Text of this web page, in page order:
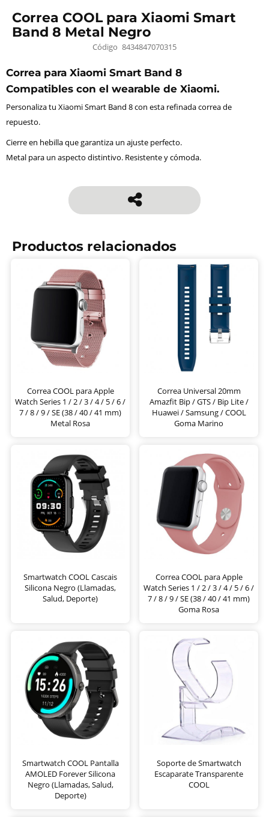
Correa COOL para Xiaomi Smart
Band 8 Metal Negro
Código 8434847070315
Correa para Xiaomi Smart Band 8
Compatibles con el wearable de Xiaomi.
Personaliza tu Xiaomi Smart Band 8 con esta refinada correa de
repuesto.
Cierre en hebilla que garantiza un ajuste perfecto.
Metal para un aspecto distintivo. Resistente y cómoda.
Productos relacionados
Correa COOL para Apple
Watch Series 1 / 2 / 3 / 4 / 5 / 6 /
7 / 8 / 9 / SE (38 / 40 / 41 mm)
Metal Rosa
Correa Universal 20mm
Amazfit Bip / GTS / Bip Lite /
Huawei / Samsung / COOL
Goma Marino
Smartwatch COOL Cascais
Silicona Negro (Llamadas,
Salud, Deporte)
Correa COOL para Apple
Watch Series 1 / 2 / 3 / 4 / 5 / 6 /
7 / 8 / 9 / SE (38 / 40 / 41 mm)
Goma Rosa
Smartwatch COOL Pantalla
AMOLED Forever Silicona
Negro (Llamadas, Salud,
Deporte)
Soporte de Smartwatch
Escaparate Transparente
COOL